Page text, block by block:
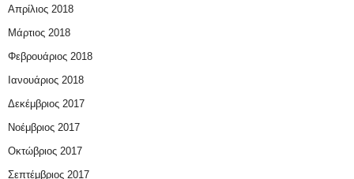
Απρίλιος 2018
Μάρτιος 2018
Φεβρουάριος 2018
Ιανουάριος 2018
Δεκέμβριος 2017
Νοέμβριος 2017
Οκτώβριος 2017
Σεπτέμβριος 2017